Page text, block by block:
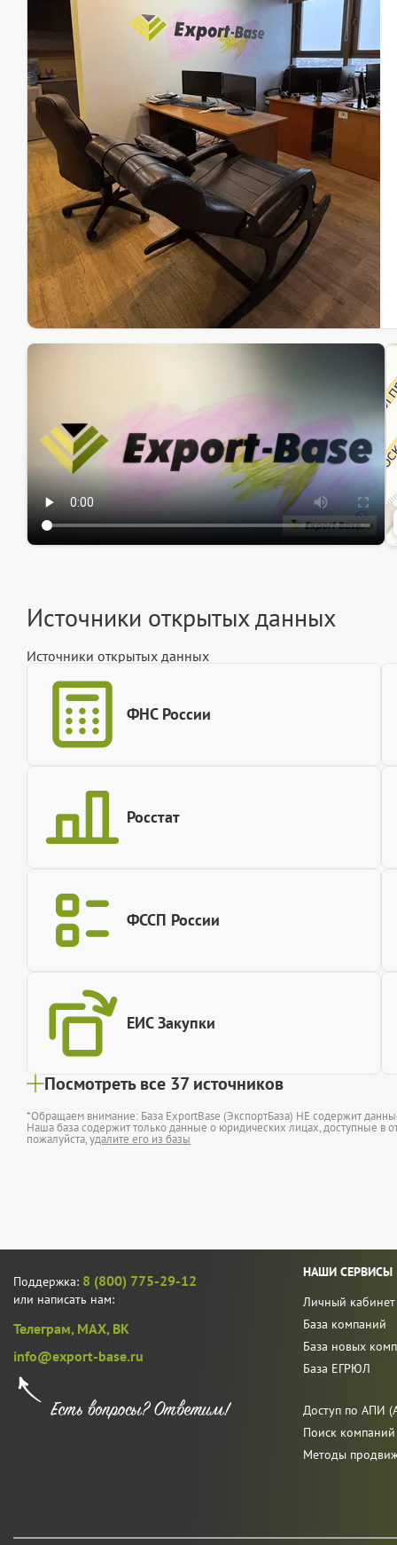
Источники открытых данных
Источники открытых данных
ФНС России
Росстат
ФССП России
ЕИС Закупки
Посмотреть все 37 источников
*Обращаем внимание: База ExportBase (ЭкспортБаза) НЕ содержит
Наша база содержит только данные о юридических лицах, доступные в
пожалуйста,удалите его из базы
Поддержка: 8 (800) 775-29-12
или написать нам:
Телеграм, MAX, ВК
info@export-base.ru
НАШИ СЕРВИСЫ
Личный кабинет
База компаний
База новых
База ЕГРЮЛ
Доступ по АПИ
Поиск
Методы